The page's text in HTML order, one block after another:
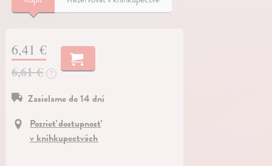
6,41 €
6,61 €
?
Zasielame do 14 dní
Pozrieť dostupnosť
v kníhkupectvách